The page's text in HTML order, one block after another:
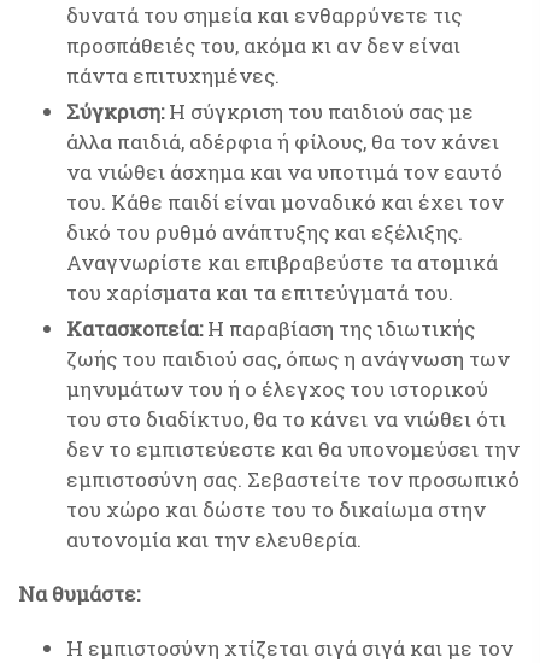
δυνατά του σημεία και ενθαρρύνετε τις
προσπάθειές του, ακόμα κι αν δεν είναι
πάντα επιτυχημένες.
Σύγκριση:Η σύγκριση του παιδιού σας με
άλλα παιδιά, αδέρφια ή φίλους, θα τον κάνει
να νιώθει άσχημα και να υποτιμά τον εαυτό
του. Κάθε παιδί είναι μοναδικό και έχει τον
δικό του ρυθμό ανάπτυξης και εξέλιξης.
Αναγνωρίστε και επιβραβεύστε τα ατομικά
του χαρίσματα και τα επιτεύγματά του.
Κατασκοπεία:Η παραβίαση της ιδιωτικής
ζωής του παιδιού σας, όπως η ανάγνωση των
μηνυμάτων του ή ο έλεγχος του ιστορικού
του στο διαδίκτυο, θα το κάνει να νιώθει ότι
δεν το εμπιστεύεστε και θα υπονομεύσει την
εμπιστοσύνη σας. Σεβαστείτε τον προσωπικό
του χώρο και δώστε του το δικαίωμα στην
αυτονομία και την ελευθερία.
Να θυμάστε:
Η εμπιστοσύνη χτίζεται σιγά σιγά και με τον